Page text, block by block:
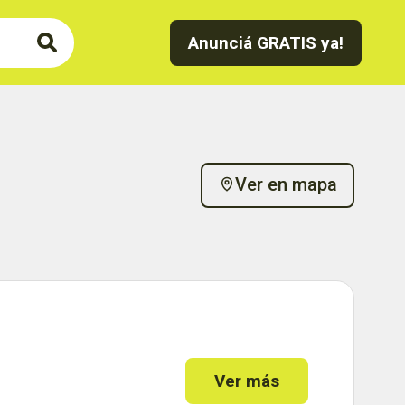
Anunciá GRATIS ya!
Ver en mapa
Ver más